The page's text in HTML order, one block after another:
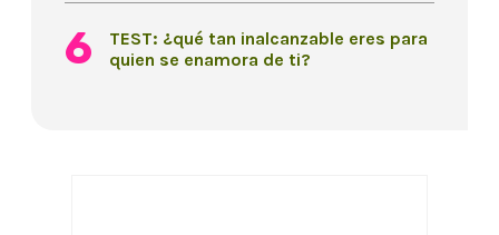
TEST: ¿qué tan inalcanzable eres para
quien se enamora de ti?